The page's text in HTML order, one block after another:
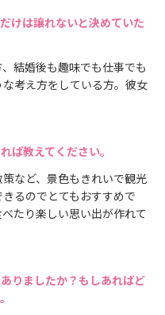
けは譲れないと決めていた
結婚後も趣味でも仕事でも
考え方をしている方。彼女
ば教えてください。
など、景色もきれいで観光
るのでとてもおすすめで
たり楽しい思い出が作れて
りましたか？もしあればど